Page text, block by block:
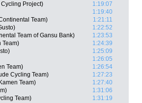
Project)
1:19:07
1:19:40
Team)
1:21:11
1:22:52
Team of Gansu Bank)
1:23:53
Team)
1:24:39
1:25:09
1:26:05
Team)
1:26:54
Cycling Team)
1:27:23
Team)
1:27:40
1:31:06
Team)
1:31:19